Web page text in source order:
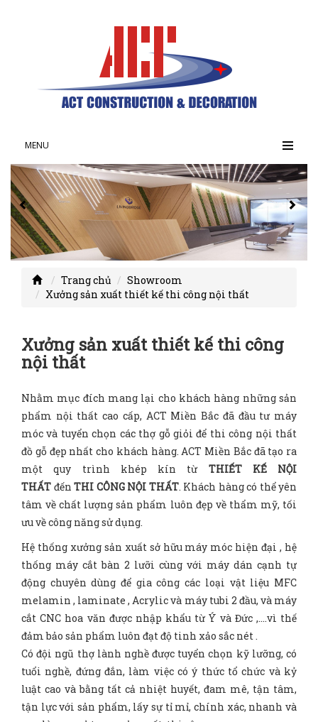
MENU
Trang chủ
Showroom
Xưởng sản xuất thiết kế thi công nội thất
Xưởng sản xuất thiết kế thi công
nội thất
Nhằm mục đích mang lại cho khách hàng những sản
phẩm nội thất cao cấp, ACT Miền Bắc đã đầu tư máy
móc và tuyển chọn các thợ gỗ giỏi để thi công nội thất
đồ gỗ đẹp nhất cho khách hàng. ACT Miền Bắc đã tạo ra
một quy trình khép kín từ THIẾT KẾ NỘI
THẤT đến THI CÔNG NỘI THẤT. Khách hàng có thể yên
tâm về chất lượng sản phẩm luôn đẹp về thẩm mỹ, tối
ưu về công năng sử dụng.
Hệ thống xưởng sản xuất sở hữu máy móc hiện đại , hệ
thống máy cắt bàn 2 lưỡi cùng với máy dán cạnh tự
động chuyên dùng để gia công các loại vật liệu MFC
melamin , laminate , Acrylic và máy tubi 2 đầu, và máy
cắt CNC hoa văn được nhập khẩu từ Ý và Đức ,….vì thế
đảm bảo sản phẩm luôn đạt độ tinh xảo sắc nét .
Có đội ngũ thợ lành nghề được tuyển chọn kỹ lưỡng, có
tuổi nghề, đứng đắn, làm việc có ý thức tổ chức và kỷ
luật cao và bằng tất cả nhiệt huyết, đam mê, tận tâm,
tận lực với sản phẩm, lấy sự tỉ mỉ, chính xác, nhanh và